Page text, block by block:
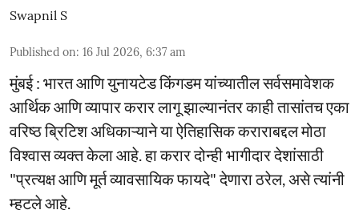
Swapnil S
Published on: 16 Jul 2026, 6:37 am
मुंबई : भारत आणि युनायटेड किंगडम यांच्यातील सर्वसमावेशक
आर्थिक आणि व्यापार करार लागू झाल्यानंतर काही तासांतच एका
वरिष्ठ ब्रिटिश अधिकाऱ्याने या ऐतिहासिक कराराबद्दल मोठा
विश्वास व्यक्त केला आहे. हा करार दोन्ही भागीदार देशांसाठी
"प्रत्यक्ष आणि मूर्त व्यावसायिक फायदे" देणारा ठरेल, असे त्यांनी
म्हटले आहे.